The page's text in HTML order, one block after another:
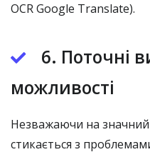
OCR Google Translate).
6. Поточні
можливості
Незважаючи на значний
стикається з